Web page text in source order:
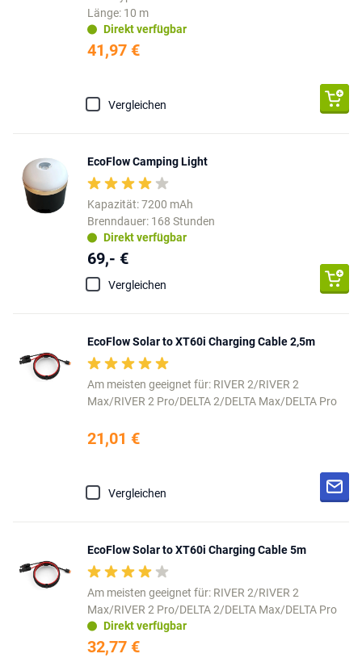
Länge: 10 m
Direkt verfügbar
41,97 €
Vergleichen
EcoFlow Camping Light
Kapazität: 7200 mAh
Brenndauer: 168 Stunden
Direkt verfügbar
69,- €
Vergleichen
EcoFlow Solar to XT60i Charging Cable 2,5m
Am meisten geeignet für: RIVER 2/RIVER 2
Max/RIVER 2 Pro/DELTA 2/DELTA Max/DELTA Pro
21,01 €
Vergleichen
EcoFlow Solar to XT60i Charging Cable 5m
Am meisten geeignet für: RIVER 2/RIVER 2
Max/RIVER 2 Pro/DELTA 2/DELTA Max/DELTA Pro
Direkt verfügbar
32,77 €